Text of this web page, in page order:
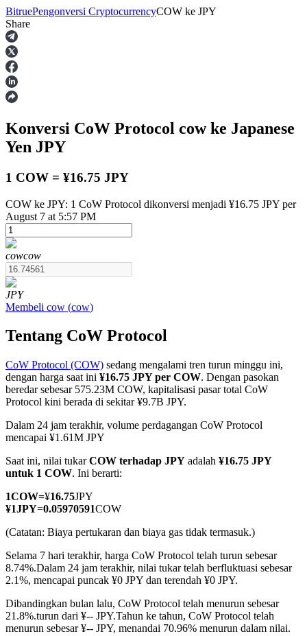
Berjangka
USDT Berjangka
COIN-M Berjangka
Mata Uang Kripto Berjangka
TradFi
Derivatif saham, forex, logam mulia, dan komoditas
USDC Berjangka
Kontrak berjangka menggunakan USDC sebagai jaminannya
BitruePengonversi CryptocurrencyCOW ke JPY
Share
Konversi CoW Protocol cowke Japanese
Yen JPY
1 COW = ¥16.75 JPY
COW ke JPY: 1 CoW Protocol dikonversi menjadi ¥16.75 JPY per
August 7 at 5:57 PM
cowcow
JPY
Membeli cow (cow)
Tentang CoW Protocol
CoW Protocol (COW) sedang mengalami tren turun minggu ini,
dengan harga saat ini ¥16.75 JPY per COW. Dengan pasokan
beredar sebesar 575.23M COW, kapitalisasi pasar total CoW
Protocol kini berada di sekitar ¥9.7B JPY.
Dalam 24 jam terakhir, volume perdagangan CoW Protocol
mencapai ¥1.61M JPY
Saat ini, nilai tukarCOW terhadap JPY adalah ¥16.75 JPY
untuk 1 COW. Ini berarti:
1COW=¥16.75JPY
¥1JPY=0.05970591COW
(Catatan: Biaya pertukaran dan biaya gas tidak termasuk.)
Selama 7 hari terakhir, harga CoW Protocol telah turun sebesar
8.74%.Dalam 24 jam terakhir, nilai tukar telah berfluktuasi sebesar
2.1%, mencapai puncak ¥0 JPY dan terendah ¥0 JPY.
Dibandingkan bulan lalu, CoW Protocol telah menurun sebesar
21.8%.turun dari ¥-- JPY.Tahun ke tahun, CoW Protocol telah
menurun sebesar ¥-- JPY, menandai 70.96% menurun dalam nilai.